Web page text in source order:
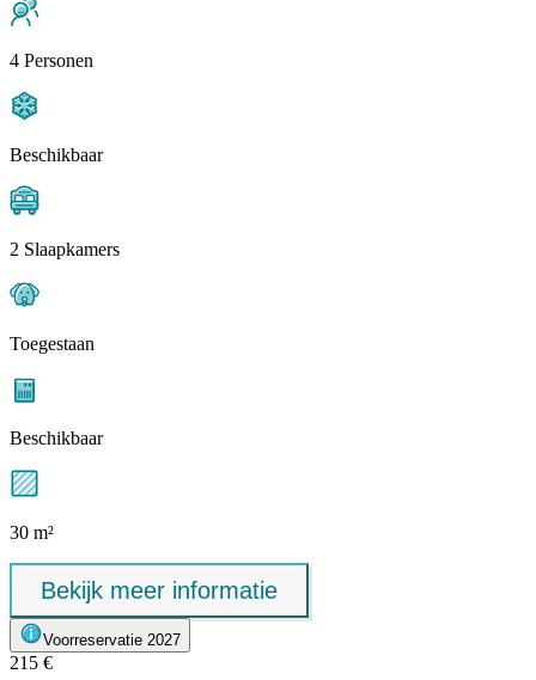
4 Personen
Beschikbaar
2 Slaapkamers
Toegestaan
Beschikbaar
30 m²
Bekijk meer informatie
Voorreservatie 2027
215 €